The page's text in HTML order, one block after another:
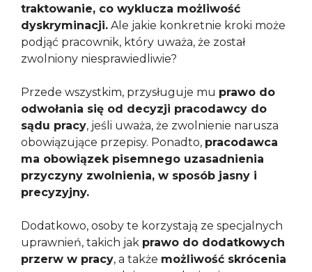
traktowanie, co wyklucza możliwość
dyskryminacji. Ale jakie konkretnie kroki może
podjąć pracownik, który uważa, że został
zwolniony niesprawiedliwie?
Przede wszystkim, przysługuje mu prawo do
odwołania się od decyzji pracodawcy do
sądu pracy, jeśli uważa, że zwolnienie narusza
obowiązujące przepisy. Ponadto, pracodawca
ma obowiązek pisemnego uzasadnienia
przyczyny zwolnienia, w sposób jasny i
precyzyjny.
Dodatkowo, osoby te korzystają ze specjalnych
uprawnień, takich jak prawo do dodatkowych
przerw w pracy, a także możliwość skrócenia